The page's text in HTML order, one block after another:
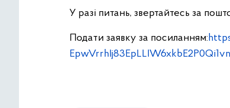
У разі питань, звертайтесь за
Подати заявку за посиланням: